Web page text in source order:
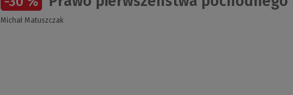
Michał Matuszczak